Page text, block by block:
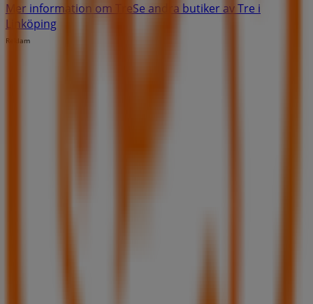
Mer information om TreSe andra butiker av Tre i
Linköping
Reklam